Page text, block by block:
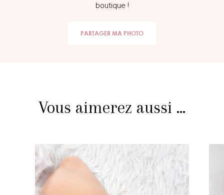
boutique !
PARTAGER MA PHOTO
Vous aimerez aussi ...